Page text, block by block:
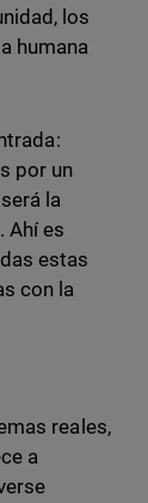
los
humana
por un
la
Ahí es
estas
con la
reales,
a